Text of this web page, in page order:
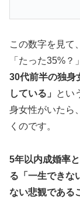
この数字を見て
「たった35%
30代前半の独身
している」
とい
身女性がいたら
くのです。
5年以内成婚率
る「一生できな
ない悲観である